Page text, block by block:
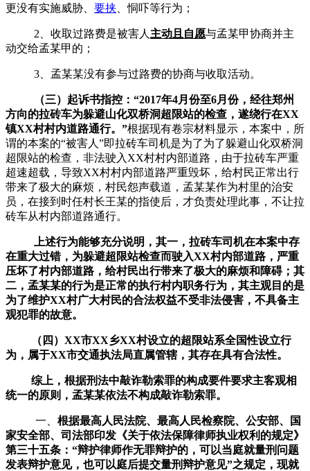
更没有实施威胁、 要挟 、恫吓等行为；
2、收取过路费是被害人 主动且自愿与孟某甲协商并主
动交给孟某甲的；
3、孟某某没有参与过路费的协商与收取活动。
（三） 起诉书指控： “2017年4月份至6月份，经往郑州
方向的拉砖车为躲避山化双桥洞超限站的检查，遂绕行在XX
镇XX村村内道路通行。”根据现有卷宗材料显示，本案中，所
谓的本案的“被害人”即拉砖车司机是为了为了躲避山化双桥洞
超限站的检查，非法驶入XX村村内部道路，由于拉砖车严重
超速超载，导致XX村村内部道路严重毁坏，给村民正常出行
带来了极大的麻烦，村民怨声载道，孟某某作为村里的治安
员，在接到时任村长王某的指使后，才负责处理此事，不让拉
砖车从村内部道路通行。
上述行为能够充分说明，其一，拉砖车司机在本案中存
在重大过错，为躲避超限站检查而驶入XX村内部道路，严重
压坏了村内部道路，给村民出行带来了极大的麻烦和障碍；其
二，孟某某的行为是正常的执行村内职务行为，其主观目的是
为了维护XX村广大村民的合法权益不受非法侵害 ，不具备主
观犯罪的故意。
（四）XX市XX乡XX村设立的超限站系全国性设立行
为，属于XX市交通执法局直属管辖，其存在具有合法性。
综上，根据刑法中敲诈勒索罪的构成要件要求主客观相
统一的原则，孟某某依法不构成敲诈勒索罪。
一、 根据最高人民法院、最高人民检察院、公安部、国
家安全部、司法部印发《关于依法保障律师执业权利的规定》
第三十五条： “辩护律师作无罪辩护的，可以当庭就量刑问题
发表辩护意见，也可以庭后提交量刑辩护意见”之规定，现就